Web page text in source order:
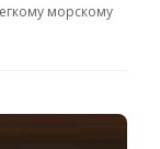
морскому